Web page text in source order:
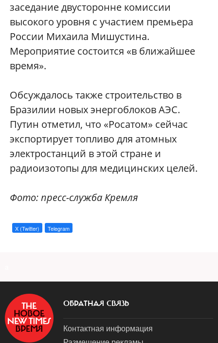
заседание двусторонне комиссии
высокого уровня с участием премьера
России Михаила Мишустина.
Мероприятие состоится «в ближайшее
время».
Обсуждалось также строительство в
Бразилии новых энергоблоков АЭС.
Путин отметил, что «Росатом» сейчас
экспортирует топливо для атомных
электростанций в этой стране и
радиоизотопы для медицинских целей.
Фото: пресс-служба Кремля
X (Twitter) Telegram
ОБРАТНАЯ СВЯЗЬ
Контактная информация